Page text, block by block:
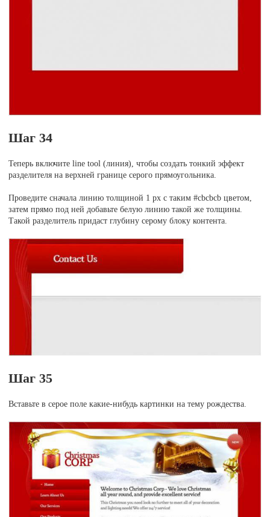
Шаг 34
Теперь включите line tool (линия), чтобы создать тонкий эффект
разделителя на верхней границе серого прямоугольника.
Проведите сначала линию толщиной 1 рх с таким #cbcbcb цветом,
затем прямо под ней добавьте белую линию такой же толщины.
Такой разделитель придаст глубину серому блоку контента.
Шаг 35
Вставьте в серое поле какие-нибудь картинки на тему рождества.